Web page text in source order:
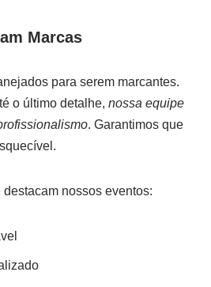
Marcas
para serem marcantes.
o último detalhe, nossa equipe
. Garantimos que
nossos eventos: